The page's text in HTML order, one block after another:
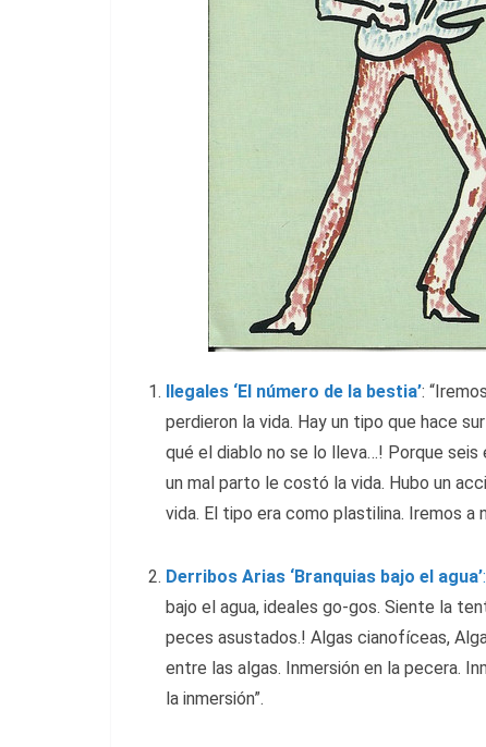
Ilegales ‘El número de la bestia’:
perdieron la vida. Hay un tipo que hace
qué el diablo no se lo lleva…! Porque seis
un mal parto le costó la vida. Hubo un
vida. El tipo era como plastilina. Iremos a
Derribos Arias ‘Branquias bajo el agua’:
bajo el agua, ideales go-gos. Siente la
peces asustados.! Algas cianofíceas,
entre las algas. Inmersión en la pecera.
la inmersión”.